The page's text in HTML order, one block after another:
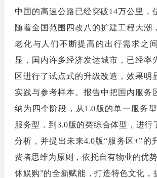
中国的高速公路已经突破14万公里，
随着全国范围四改八的扩建工程大潮
老化与人们不断提高的出行需求之
显，国内许多经济发达城市，已经率
区进行了试点式的升级改造，效果明
实践与参考样本。报告中把国内服务
纳为四个阶段，从1.0版的单一服务
服务型，到3.0版的类综合体型，进行
分析，并提出未来4.0版“服务区+”的
费者思维为原则，依托自有物业的优
休娱购”的全新赋能，打造特色文化，